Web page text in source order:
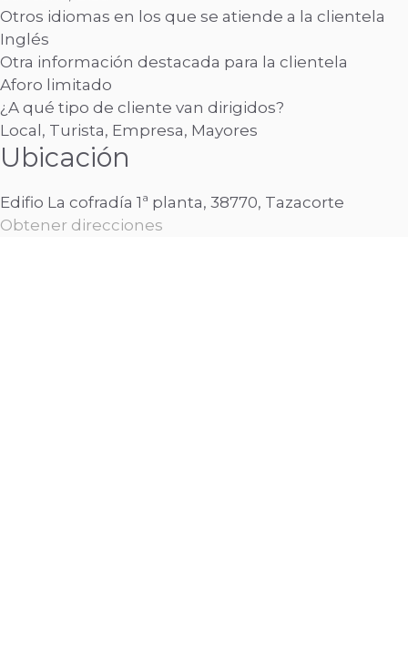
Otros idiomas en los que se atiende a la clientela
Inglés
Otra información destacada para la clientela
Aforo limitado
¿A qué tipo de cliente van dirigidos?
Local, Turista, Empresa, Mayores
Ubicación
Edifio La cofradía 1ª planta, 38770, Tazacorte
Obtener direcciones